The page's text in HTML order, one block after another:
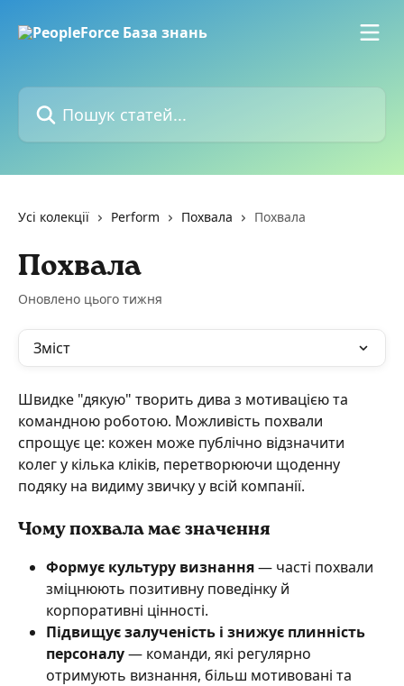
Пошук статей...
Усі колекції Perform Похвала Похвала
Похвала
Оновлено цього тижня
Зміст
Швидке "дякую" творить дива з мотивацією та
командною роботою. Можливість похвали
спрощує це: кожен може публічно відзначити
колег у кілька кліків, перетворюючи щоденну
подяку на видиму звичку у всій компанії.
Чому похвала має значення
Формує культуру визнання — часті похвали
зміцнюють позитивну поведінку й
корпоративні цінності.
Підвищує залученість і знижує плинність
персоналу — команди, які регулярно
отримують визнання, більш мотивовані та